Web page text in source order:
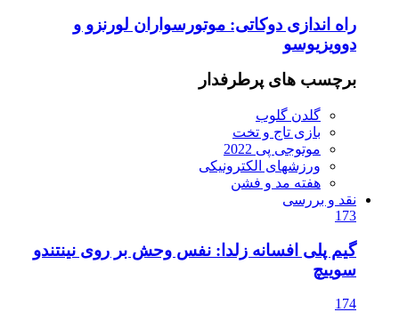
راه اندازی دوکاتی: موتورسواران لورنزو و
دوویزیوسو
برچسب های پرطرفدار
گلدن گلوب
بازی تاج و تخت
موتوجی پی 2022
ورزشهای الکترونیکی
هفته مد و فشن
نقد و بررسی
173
گیم پلی افسانه زلدا: نفس وحش بر روی نینتندو
سوییچ
174